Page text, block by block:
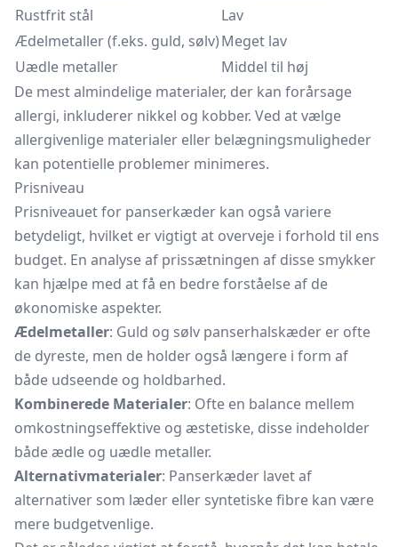
Rustfrit stål
Lav
Ædelmetaller (f.eks. guld, sølv)Meget lav
Uædle metaller
Middel til høj
De mest almindelige materialer, der kan forårsage
allergi, inkluderer nikkel og kobber. Ved at vælge
allergivenlige materialer eller belægningsmuligheder
kan potentielle problemer minimeres.
Prisniveau
Prisniveauet for panserkæder kan også variere
betydeligt, hvilket er vigtigt at overveje i forhold til ens
budget. En analyse af prissætningen af disse smykker
kan hjælpe med at få en bedre forståelse af de
økonomiske aspekter.
Ædelmetaller: Guld og sølv panserhalskæder er ofte
de dyreste, men de holder også længere i form af
både udseende og holdbarhed.
Kombinerede Materialer: Ofte en balance mellem
omkostningseffektive og æstetiske, disse indeholder
både ædle og uædle metaller.
Alternativmaterialer: Panserkæder lavet af
alternativer som læder eller syntetiske fibre kan være
mere budgetvenlige.